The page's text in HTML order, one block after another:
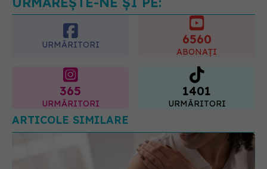
365 1401
URMĂRITORI
ARTICOLE SIMILARE